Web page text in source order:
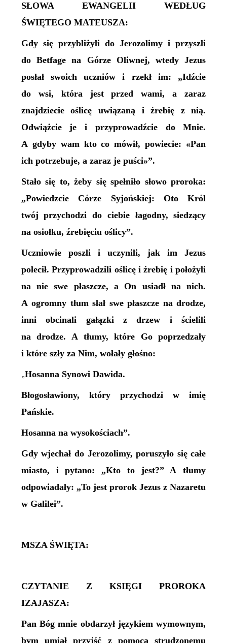
SŁOWA EWANGELII WEDŁUG
ŚWIĘTEGO MATEUSZA:
Gdy się przybliżyli do Jerozolimy i przyszli
do Betfage na Górze Oliwnej, wtedy Jezus
posłał swoich uczniów i rzekł im: „Idźcie
do wsi, która jest przed wami, a zaraz
znajdziecie oślicę uwiązaną i źrebię z nią.
Odwiążcie je i przyprowadźcie do Mnie.
A gdyby wam kto co mówił, powiecie: «Pan
ich potrzebuje, a zaraz je puści»”.
Stało się to, żeby się spełniło słowo proroka:
„Powiedzcie Córze Syjońskiej: Oto Król
twój przychodzi do ciebie łagodny, siedzący
na osiołku, źrebięciu oślicy”.
Uczniowie poszli i uczynili, jak im Jezus
polecił. Przyprowadzili oślicę i źrebię i położyli
na nie swe płaszcze, a On usiadł na nich.
A ogromny tłum słał swe płaszcze na drodze,
inni obcinali gałązki z drzew i ścielili
na drodze. A tłumy, które Go poprzedzały
i które szły za Nim, wołały głośno:
„Hosanna Synowi Dawida.
Błogosławiony, który przychodzi w imię
Pańskie.
Hosanna na wysokościach”.
Gdy wjechał do Jerozolimy, poruszyło się całe
miasto, i pytano: „Kto to jest?” A tłumy
odpowiadały: „To jest prorok Jezus z Nazaretu
w Galilei”.
MSZA ŚWIĘTA:
CZYTANIE Z KSIĘGI PROROKA
IZAJASZA:
Pan Bóg mnie obdarzył językiem wymownym,
bym umiał przyjść z pomocą strudzonemu